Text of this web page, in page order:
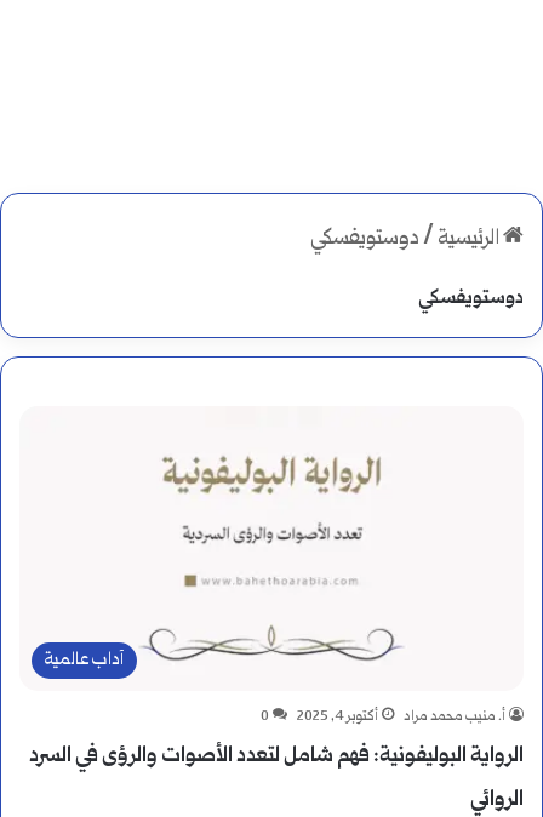
الرئيسية /دوستويفسكي
دوستويفسكي
آداب عالمية
أ. منيب محمد مراد أكتوبر 4, 2025 0
الرواية البوليفونية: فهم شامل لتعدد الأصوات والرؤى في السرد
الروائي